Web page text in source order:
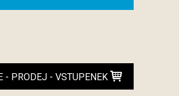
- PRODEJ - VSTUPENEK